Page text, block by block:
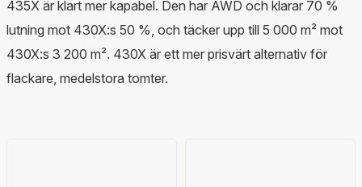
435X är klart mer kapabel. Den har AWD och klarar 70 %
lutning mot 430X:s 50 %, och täcker upp till 5 000 m² mot
430X:s 3 200 m². 430X är ett mer prisvärt alternativ för
flackare, medelstora tomter.